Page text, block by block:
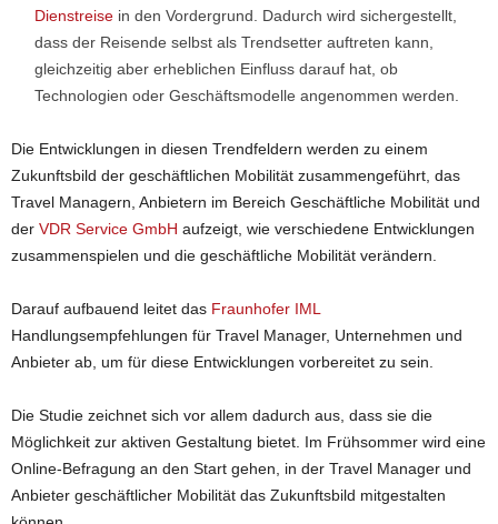
Dienstreise in den Vordergrund. Dadurch wird sichergestellt,
dass der Reisende selbst als Trendsetter auftreten kann,
gleichzeitig aber erheblichen Einfluss darauf hat, ob
Technologien oder Geschäftsmodelle angenommen werden.
Die Entwicklungen in diesen Trendfeldern werden zu einem
Zukunftsbild der geschäftlichen Mobilität zusammengeführt, das
Travel Managern, Anbietern im Bereich Geschäftliche Mobilität und
der VDR Service GmbH aufzeigt, wie verschiedene Entwicklungen
zusammenspielen und die geschäftliche Mobilität verändern.
Darauf aufbauend leitet das Fraunhofer IML
Handlungsempfehlungen für Travel Manager, Unternehmen und
Anbieter ab, um für diese Entwicklungen vorbereitet zu sein.
Die Studie zeichnet sich vor allem dadurch aus, dass sie die
Möglichkeit zur aktiven Gestaltung bietet. Im Frühsommer wird eine
Online-Befragung an den Start gehen, in der Travel Manager und
Anbieter geschäftlicher Mobilität das Zukunftsbild mitgestalten